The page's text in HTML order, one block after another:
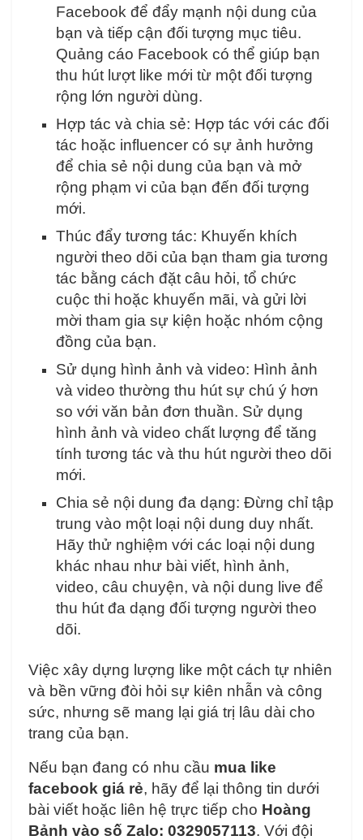
Facebook để đẩy mạnh nội dung của
bạn và tiếp cận đối tượng mục tiêu.
Quảng cáo Facebook có thể giúp bạn
thu hút lượt like mới từ một đối tượng
rộng lớn người dùng.
Hợp tác và chia sẻ: Hợp tác với các đối
tác hoặc influencer có sự ảnh hưởng
để chia sẻ nội dung của bạn và mở
rộng phạm vi của bạn đến đối tượng
mới.
Thúc đẩy tương tác: Khuyến khích
người theo dõi của bạn tham gia tương
tác bằng cách đặt câu hỏi, tổ chức
cuộc thi hoặc khuyến mãi, và gửi lời
mời tham gia sự kiện hoặc nhóm cộng
đồng của bạn.
Sử dụng hình ảnh và video: Hình ảnh
và video thường thu hút sự chú ý hơn
so với văn bản đơn thuần. Sử dụng
hình ảnh và video chất lượng để tăng
tính tương tác và thu hút người theo dõi
mới.
Chia sẻ nội dung đa dạng: Đừng chỉ tập
trung vào một loại nội dung duy nhất.
Hãy thử nghiệm với các loại nội dung
khác nhau như bài viết, hình ảnh,
video, câu chuyện, và nội dung live để
thu hút đa dạng đối tượng người theo
dõi.
Việc xây dựng lượng like một cách tự nhiên
và bền vững đòi hỏi sự kiên nhẫn và công
sức, nhưng sẽ mang lại giá trị lâu dài cho
trang của bạn.
Nếu bạn đang có nhu cầu mua like
facebook giá rẻ, hãy để lại thông tin dưới
bài viết hoặc liên hệ trực tiếp cho Hoàng
Bảnh vào số Zalo: 0329057113. Với đội